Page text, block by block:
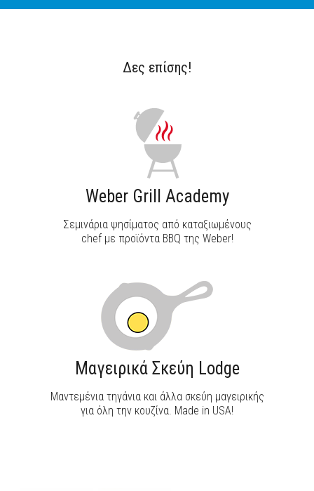
Δες επίσης!
Weber Grill Academy
Σεμινάρια ψησίματος από καταξιωμένους
chef με προϊόντα BBQ της Weber!
Μαγειρικά Σκεύη Lodge
Μαντεμένια τηγάνια και άλλα σκεύη μαγειρικής
για όλη την κουζίνα. Made in USA!